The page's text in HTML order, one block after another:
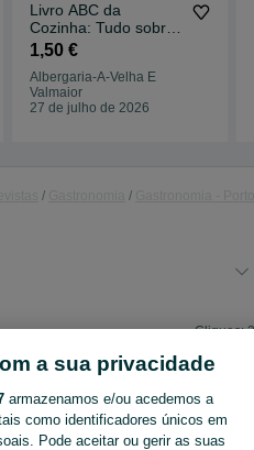
Livro ABC da
Cozinha: Tudo sobre
leite
1,50 €
Albergaria-A-Velha E
Valmaior
27 de julho de 2026
Cliques:
uma nova para contactares
a sua privacidade
armazenamos e/ou acedemos a
como identificadores únicos em
Pode aceitar ou gerir as suas